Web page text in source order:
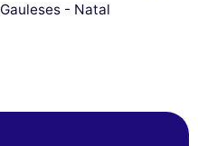
Gauleses - Natal